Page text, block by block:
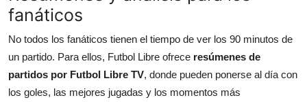
fanáticos
No todos los fanáticos tienen el tiempo de ver los 90 minutos de
un partido. Para ellos, Futbol Libre ofrece resúmenes de
partidos por Futbol Libre TV, donde pueden ponerse al día con
los goles, las mejores jugadas y los momentos más